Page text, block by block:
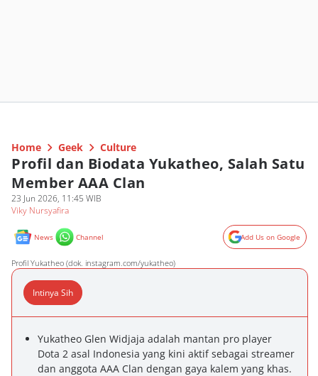
Home Geek Culture
Profil dan Biodata Yukatheo, Salah Satu
Member AAA Clan
23 Jun 2026, 11:45 WIB
Viky Nursyafira
News Channel Add Us on Google
Profil Yukatheo (dok. instagram.com/yukatheo)
Intinya Sih
Yukatheo Glen Widjaja adalah mantan pro player
Dota 2 asal Indonesia yang kini aktif sebagai streamer
dan anggota AAA Clan dengan gaya kalem yang khas.